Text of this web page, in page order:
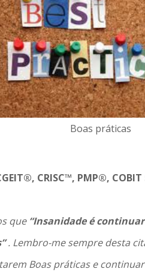
Boas práticas
CRISC™, PMP®,
que “Insanidade é
. Lembro-me sempre desta
Boas práticas e